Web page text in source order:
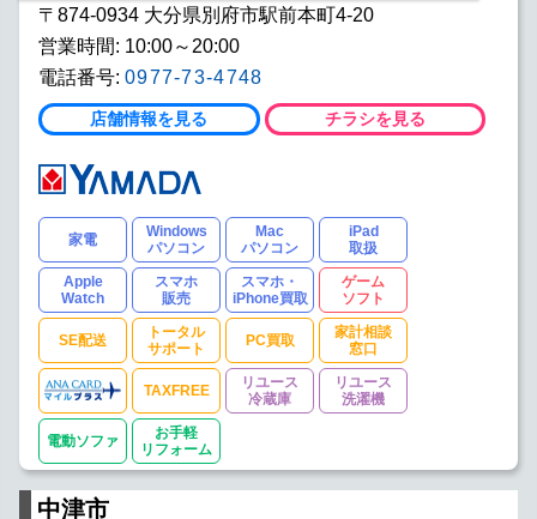
〒874-0934 大分県別府市駅前本町4-20
営業時間: 10:00～20:00
電話番号: 0977-73-4748
店舗情報を見る チラシを見る
家電
Windows
パソコン
Mac
パソコン
iPad
取扱
Apple
Watch
スマホ
販売
スマホ・
iPhone買取
ゲーム
ソフト
SE配送
トータル
サポート
PC買取
家計相談
窓口
TAXFREE
リユース
冷蔵庫
リユース
洗濯機
電動ソファ
お手軽
リフォーム
中津市